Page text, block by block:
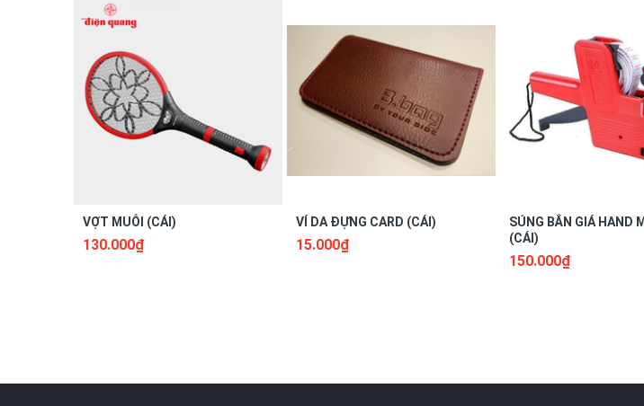
VỢT MUỖI (CÁI)
130.000₫
VÍ DA ĐỰNG CARD (CÁI)
15.000₫
SÚNG BẮN GIÁ HAND
(CÁI)
150.000₫